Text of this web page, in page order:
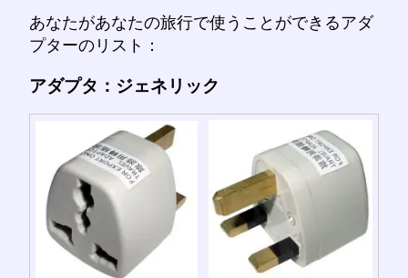
あなたがあなたの旅行で使うことができるアダ
プターのリスト：
アダプタ：ジェネリック